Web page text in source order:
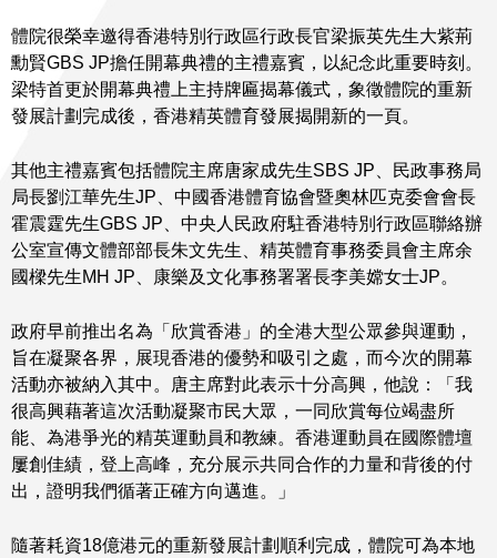
體院很榮幸邀得香港特別行政區行政長官梁振英先生大紫荊
勳賢GBS JP擔任開幕典禮的主禮嘉賓，以紀念此重要時刻。
梁特首更於開幕典禮上主持牌匾揭幕儀式，象徵體院的重新
發展計劃完成後，香港精英體育發展揭開新的一頁。
其他主禮嘉賓包括體院主席唐家成先生SBS JP、民政事務局
局長劉江華先生JP、中國香港體育協會暨奧林匹克委會會長
霍震霆先生GBS JP、中央人民政府駐香港特別行政區聯絡辦
公室宣傳文體部部長朱文先生、精英體育事務委員會主席余
國樑先生MH JP、康樂及文化事務署署長李美嫦女士JP。
政府早前推出名為「欣賞香港」的全港大型公眾參與運動，
旨在凝聚各界，展現香港的優勢和吸引之處，而今次的開幕
活動亦被納入其中。唐主席對此表示十分高興，他說：「我
很高興藉著這次活動凝聚市民大眾，一同欣賞每位竭盡所
能、為港爭光的精英運動員和教練。香港運動員在國際體壇
屢創佳績，登上高峰，充分展示共同合作的力量和背後的付
出，證明我們循著正確方向邁進。」
隨著耗資18億港元的重新發展計劃順利完成，體院可為本地